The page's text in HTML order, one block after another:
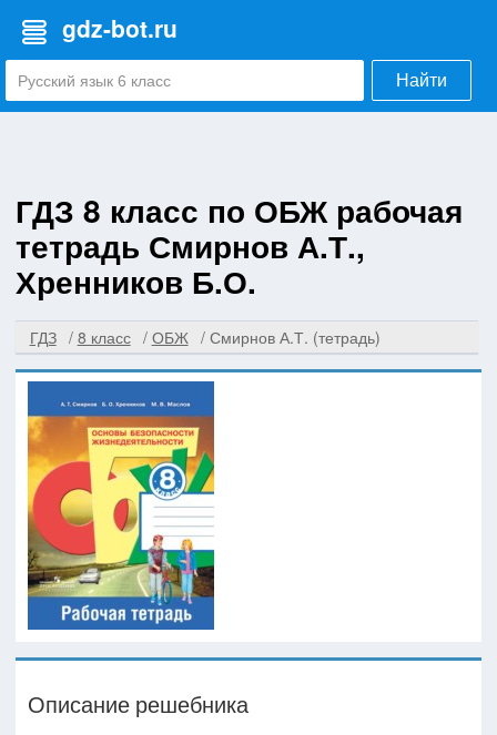
gdz-bot.ru
Найти
ГДЗ 8 класс по ОБЖ рабочая
тетрадь Смирнов А.Т.,
Хренников Б.О.
ГДЗ 8 класс ОБЖ Смирнов А.Т. (тетрадь)
Описание решебника